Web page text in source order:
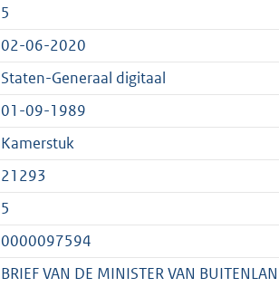
d
5
02-06-2020
Staten-Generaal digitaal
01-09-1989
Kamerstuk
21293
5
0000097594
BRIEF VAN DE MINISTER VAN